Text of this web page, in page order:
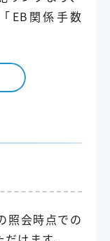
EB関係手数
照会時点での